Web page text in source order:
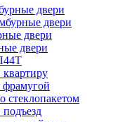
двери
двери
двери
двери
стеклопакетом